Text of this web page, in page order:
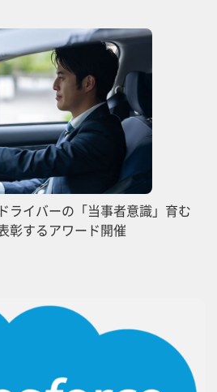
ライバーの「当事者意識」育む
彰するアワード開催